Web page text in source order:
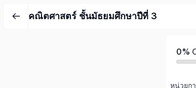
คณิตศาสตร์ ชั้นมัธยมศึกษาปีที่ 3
0%